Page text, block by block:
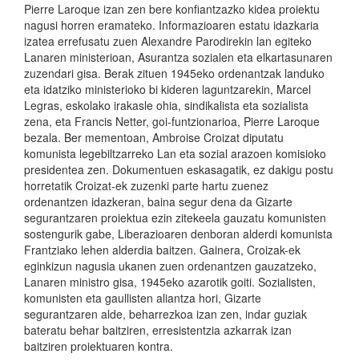
Pierre Laroque izan zen bere konfiantzazko kidea proiektu
nagusi horren eramateko. Informazioaren estatu idazkaria
izatea errefusatu zuen Alexandre Parodirekin lan egiteko
Lanaren ministerioan, Asurantza sozialen eta elkartasunaren
zuzendari gisa. Berak zituen 1945eko ordenantzak landuko
eta idatziko ministerioko bi kideren laguntzarekin, Marcel
Legras, eskolako irakasle ohia, sindikalista eta sozialista
zena, eta Francis Netter, goi-funtzionarioa, Pierre Laroque
bezala. Ber mementoan, Ambroise Croizat diputatu
komunista legebiltzarreko Lan eta sozial arazoen komisioko
presidentea zen. Dokumentuen eskasagatik, ez dakigu postu
horretatik Croizat-ek zuzenki parte hartu zuenez
ordenantzen idazkeran, baina segur dena da Gizarte
segurantzaren proiektua ezin zitekeela gauzatu komunisten
sostengurik gabe, Liberazioaren denboran alderdi komunista
Frantziako lehen alderdia baitzen. Gainera, Croizak-ek
eginkizun nagusia ukanen zuen ordenantzen gauzatzeko,
Lanaren ministro gisa, 1945eko azarotik goiti. Sozialisten,
komunisten eta gaullisten aliantza hori, Gizarte
segurantzaren alde, beharrezkoa izan zen, indar guziak
bateratu behar baitziren, erresistentzia azkarrak izan
baitziren proiektuaren kontra.